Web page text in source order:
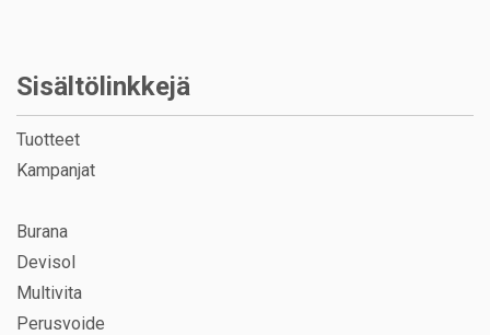
Sisältölinkkejä
Tuotteet
Kampanjat
Burana
Devisol
Multivita
Perusvoide